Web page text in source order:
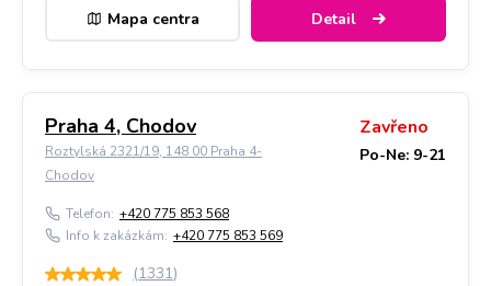
Mapa centra Detail
Praha 4, Chodov
Roztylská 2321/19, 148 00 Praha 4-
Chodov
Zavřeno
Po-Ne: 9-21
Telefon: +420 775 853 568
Info k zakázkám: +420 775 853 569
(1331)